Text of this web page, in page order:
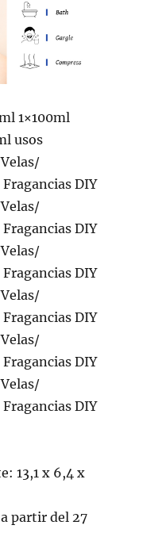
1×100ml
usos
DIY
DIY
DIY
DIY
DIY
DIY
13,1 x 6,4 x
partir del 27